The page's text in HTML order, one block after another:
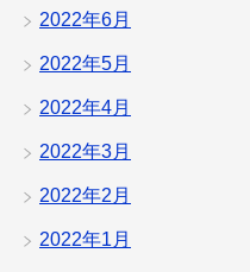
2022年6月
2022年5月
2022年4月
2022年3月
2022年2月
2022年1月